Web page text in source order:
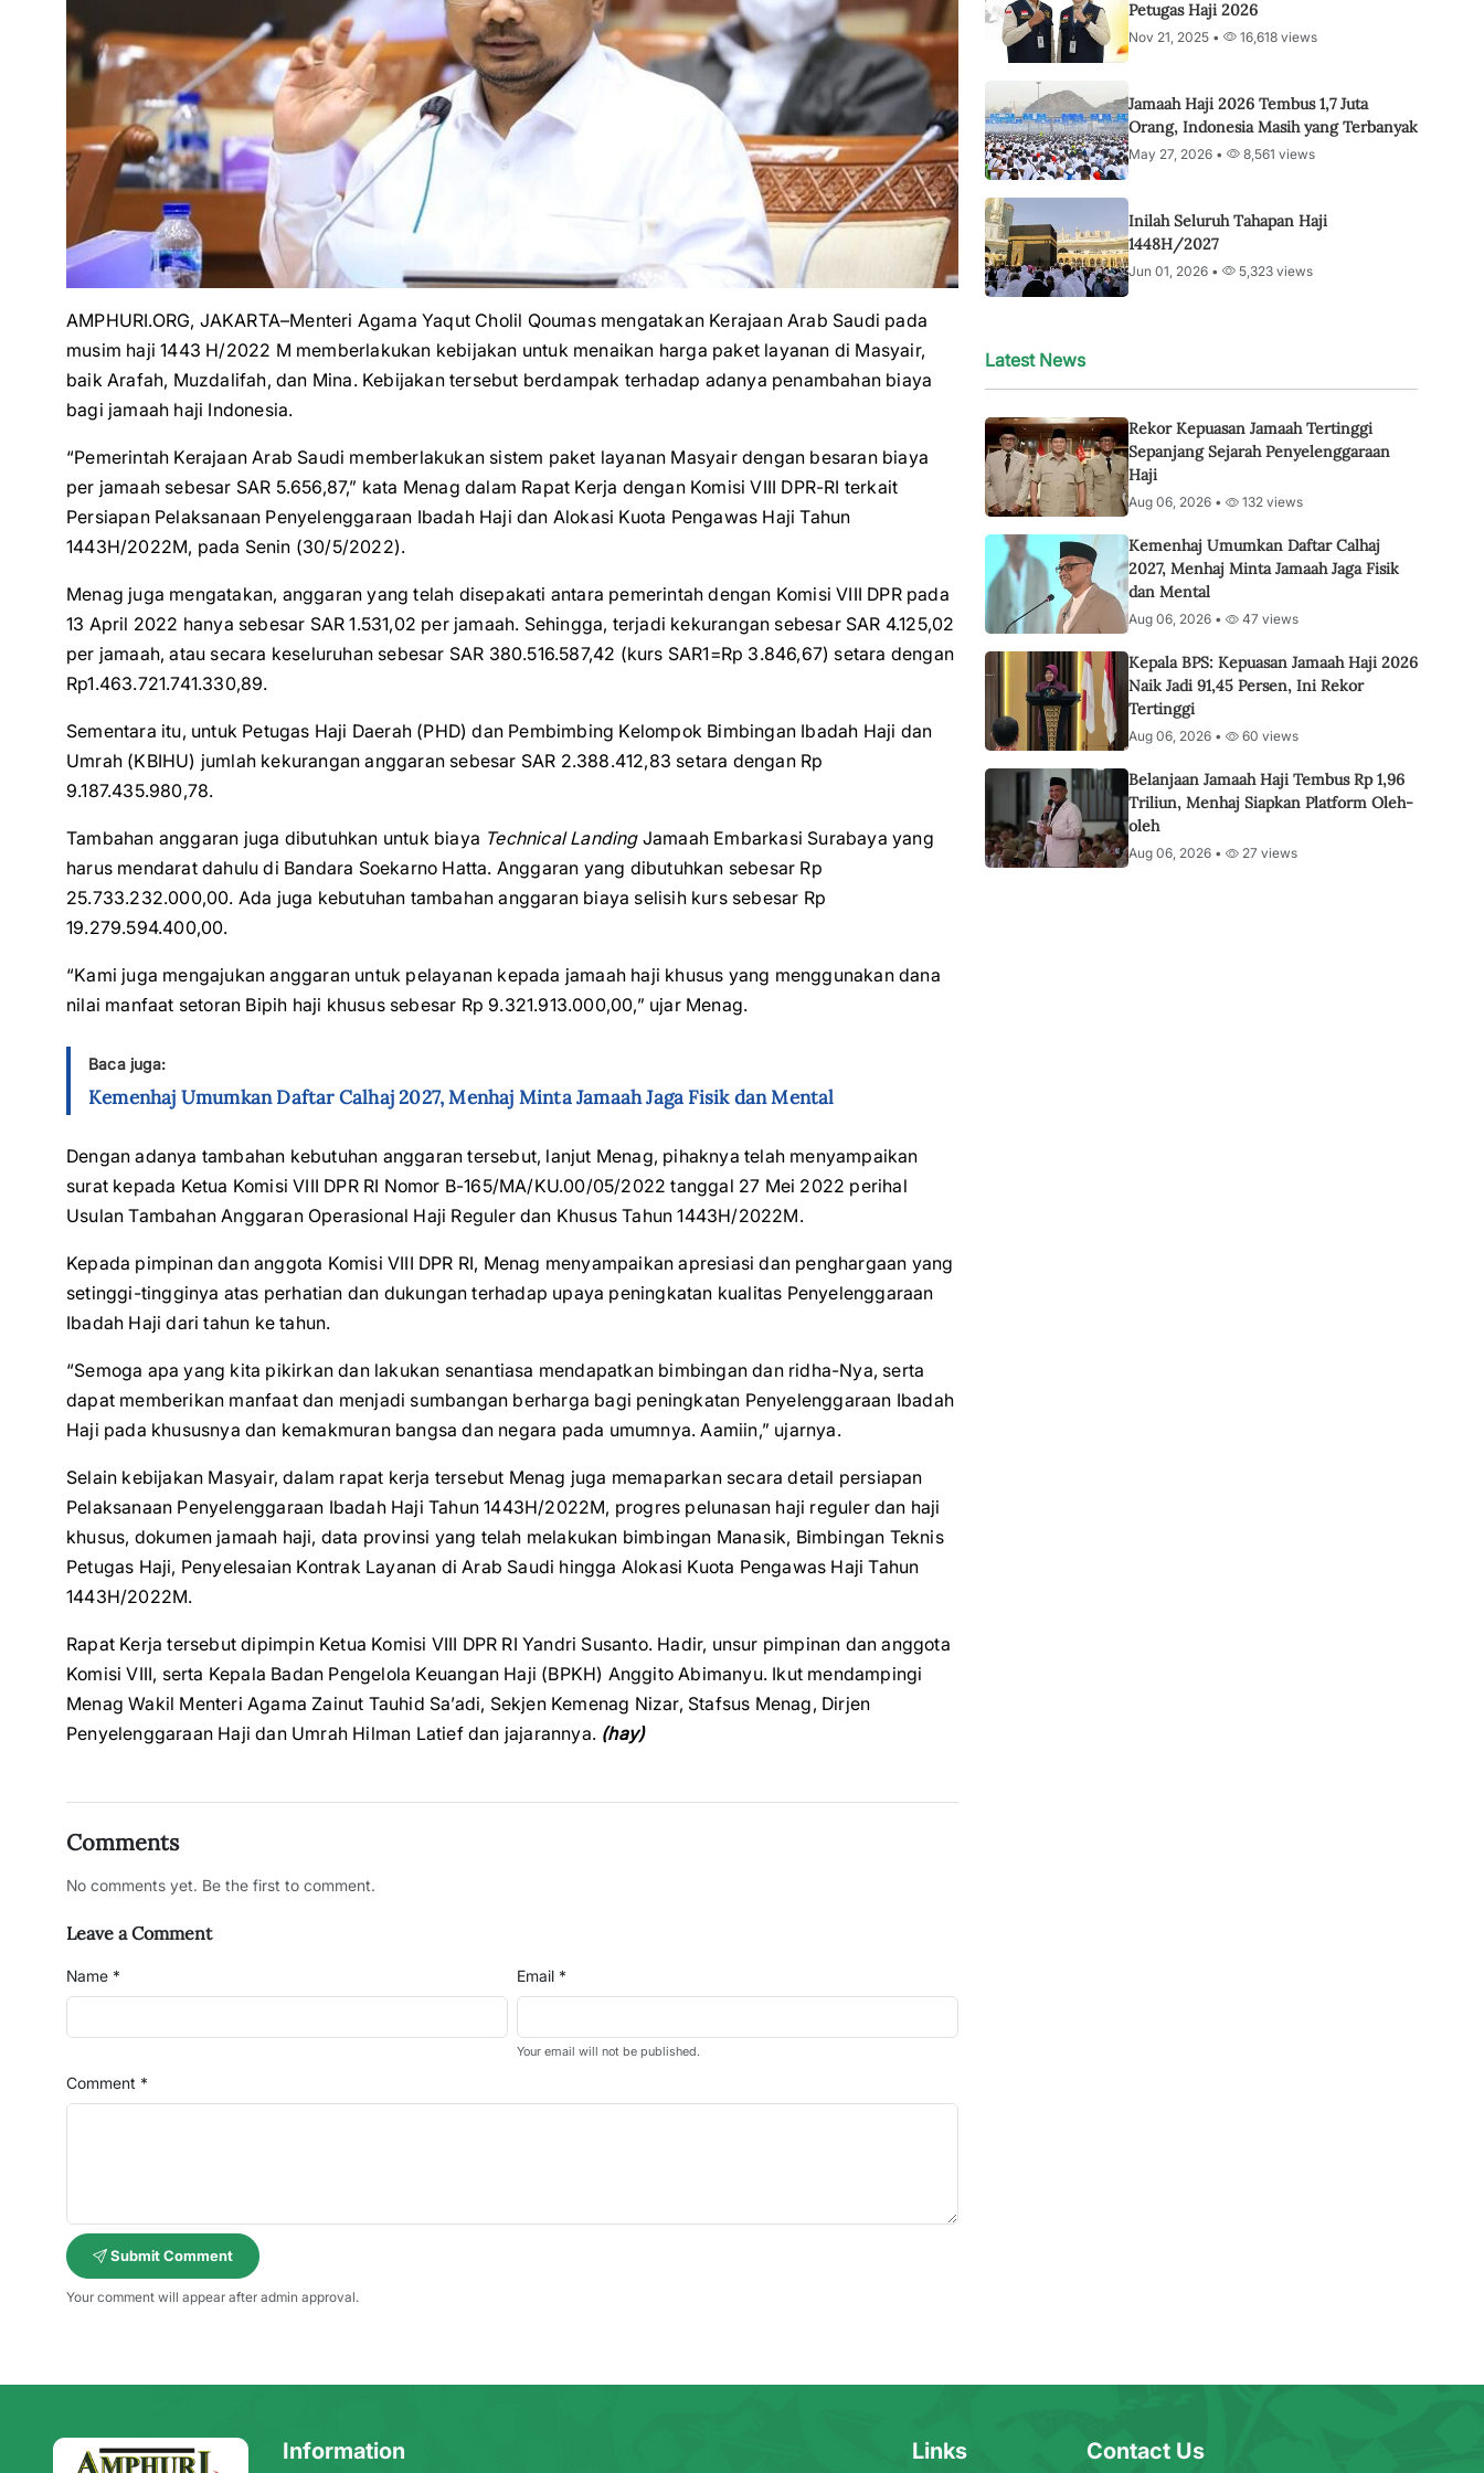
AMPHURI.ORG, JAKARTA–Menteri Agama Yaqut Cholil Qoumas mengatakan Kerajaan Arab Saudi pada
musim haji 1443 H/2022 M memberlakukan kebijakan untuk menaikan harga paket layanan di Masyair,
baik Arafah, Muzdalifah, dan Mina. Kebijakan tersebut berdampak terhadap adanya penambahan biaya
bagi jamaah haji Indonesia.
“Pemerintah Kerajaan Arab Saudi memberlakukan sistem paket layanan Masyair dengan besaran biaya
per jamaah sebesar SAR 5.656,87,” kata Menag dalam Rapat Kerja dengan Komisi VIII DPR-RI terkait
Persiapan Pelaksanaan Penyelenggaraan Ibadah Haji dan Alokasi Kuota Pengawas Haji Tahun
1443H/2022M, pada Senin (30/5/2022).
Menag juga mengatakan, anggaran yang telah disepakati antara pemerintah dengan Komisi VIII DPR pada
13 April 2022 hanya sebesar SAR 1.531,02 per jamaah. Sehingga, terjadi kekurangan sebesar SAR 4.125,02
per jamaah, atau secara keseluruhan sebesar SAR 380.516.587,42 (kurs SAR1=Rp 3.846,67) setara dengan
Rp1.463.721.741.330,89.
Sementara itu, untuk Petugas Haji Daerah (PHD) dan Pembimbing Kelompok Bimbingan Ibadah Haji dan
Umrah (KBIHU) jumlah kekurangan anggaran sebesar SAR 2.388.412,83 setara dengan Rp
9.187.435.980,78.
Tambahan anggaran juga dibutuhkan untuk biaya Technical LandingJamaah Embarkasi Surabaya yang
harus mendarat dahulu di Bandara Soekarno Hatta. Anggaran yang dibutuhkan sebesar Rp
25.733.232.000,00. Ada juga kebutuhan tambahan anggaran biaya selisih kurs sebesar Rp
19.279.594.400,00.
“Kami juga mengajukan anggaran untuk pelayanan kepada jamaah haji khusus yang menggunakan dana
nilai manfaat setoran Bipih haji khusus sebesar Rp 9.321.913.000,00,” ujar Menag.
Baca juga:
Kemenhaj Umumkan Daftar Calhaj 2027, Menhaj Minta Jamaah Jaga Fisik dan Mental
Dengan adanya tambahan kebutuhan anggaran tersebut, lanjut Menag, pihaknya telah menyampaikan
surat kepada Ketua Komisi VIII DPR RI Nomor B-165/MA/KU.00/05/2022 tanggal 27 Mei 2022 perihal
Usulan Tambahan Anggaran Operasional Haji Reguler dan Khusus Tahun 1443H/2022M.
Kepada pimpinan dan anggota Komisi VIII DPR RI, Menag menyampaikan apresiasi dan penghargaan yang
setinggi-tingginya atas perhatian dan dukungan terhadap upaya peningkatan kualitas Penyelenggaraan
Ibadah Haji dari tahun ke tahun.
“Semoga apa yang kita pikirkan dan lakukan senantiasa mendapatkan bimbingan dan ridha-Nya, serta
dapat memberikan manfaat dan menjadi sumbangan berharga bagi peningkatan Penyelenggaraan Ibadah
Haji pada khususnya dan kemakmuran bangsa dan negara pada umumnya. Aamiin,” ujarnya.
Selain kebijakan Masyair, dalam rapat kerja tersebut Menag juga memaparkan secara detail persiapan
Pelaksanaan Penyelenggaraan Ibadah Haji Tahun 1443H/2022M, progres pelunasan haji reguler dan haji
khusus, dokumen jamaah haji, data provinsi yang telah melakukan bimbingan Manasik, Bimbingan Teknis
Petugas Haji, Penyelesaian Kontrak Layanan di Arab Saudi hingga Alokasi Kuota Pengawas Haji Tahun
1443H/2022M.
Rapat Kerja tersebut dipimpin Ketua Komisi VIII DPR RI Yandri Susanto. Hadir, unsur pimpinan dan anggota
Komisi VIII, serta Kepala Badan Pengelola Keuangan Haji (BPKH) Anggito Abimanyu. Ikut mendampingi
Menag Wakil Menteri Agama Zainut Tauhid Sa’adi, Sekjen Kemenag Nizar, Stafsus Menag, Dirjen
Penyelenggaraan Haji dan Umrah Hilman Latief dan jajarannya. (hay)
Comments
No comments yet. Be the first to comment.
Leave a Comment
Name * Email *
Your email will not be published.
Comment *
Submit Comment
Your comment will appear after admin approval.
Petugas Haji 2026
Nov 21, 2025 • 16,618 views
Jamaah Haji 2026 Tembus 1,7 Juta
Orang, Indonesia Masih yang Terbanyak
May 27, 2026 • 8,561 views
Inilah Seluruh Tahapan Haji
1448H/2027
Jun 01, 2026 • 5,323 views
Latest News
Rekor Kepuasan Jamaah Tertinggi
Sepanjang Sejarah Penyelenggaraan
Haji
Aug 06, 2026 • 132 views
Kemenhaj Umumkan Daftar Calhaj
2027, Menhaj Minta Jamaah Jaga Fisik
dan Mental
Aug 06, 2026 • 47 views
Kepala BPS: Kepuasan Jamaah Haji 2026
Naik Jadi 91,45 Persen, Ini Rekor
Tertinggi
Aug 06, 2026 • 60 views
Belanjaan Jamaah Haji Tembus Rp 1,96
Triliun, Menhaj Siapkan Platform Oleh-
oleh
Aug 06, 2026 • 27 views
Information Links Contact Us